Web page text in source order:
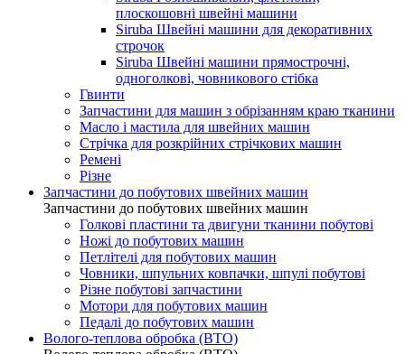
плоскошовні швейні машини
Siruba Швейні машини для декоративних
строчок
Siruba Швейні машини прямострочні,
одноголкові, човникового стібка
Гвинти
Запчастини для машин з обрізанням краю тканини
Масло і мастила для швейних машин
Стрічка для розкрійних стрічкових машин
Ремені
Різне
Запчастини до побутових швейних машин
Запчастини до побутових швейних машин
Голкові пластини та двигуни тканини побутові
Ножі до побутових машин
Петлітелі для побутових машин
Човники, шпульних ковпачки, шпулі побутові
Різне побутові запчастини
Мотори для побутових машин
Педалі до побутових машин
Волого-теплова обробка (ВТО)